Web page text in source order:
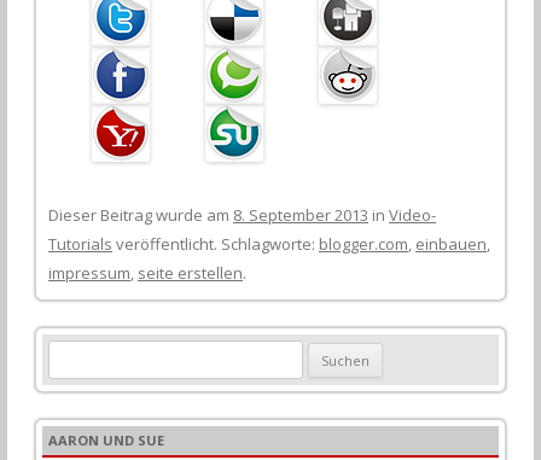
Dieser Beitrag wurde am 8. September 2013 in Video-
Tutorials veröffentlicht. Schlagworte: blogger.com, einbauen,
impressum, seite erstellen.
u
c
h
AARON UND SUE